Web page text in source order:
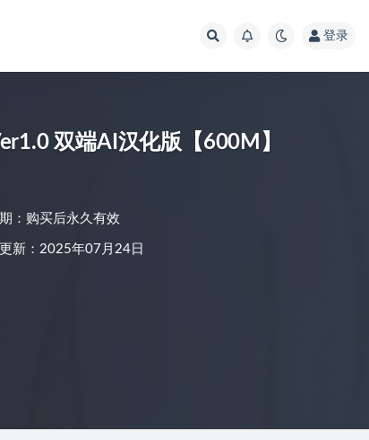
登录
双端AI汉化版【600M】
：购买后永久有效
新：2025年07月24日